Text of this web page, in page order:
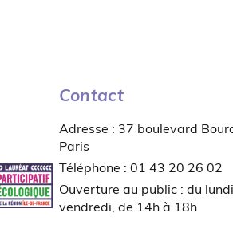
Contact
Adresse : 37 boulevard
Paris
Téléphone : 01 43 20 26 02
Ouverture au public : du
vendredi, de 14h à 18h